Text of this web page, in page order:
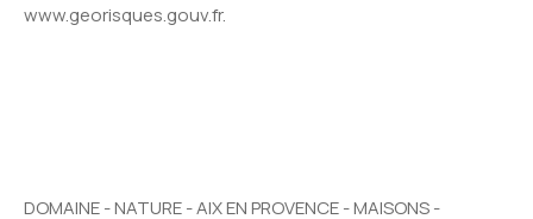
www.georisques.gouv.fr.
DOMAINE - NATURE - AIX EN PROVENCE - MAISONS -